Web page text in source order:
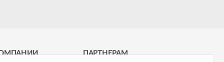
ПАРТНЕРАМ